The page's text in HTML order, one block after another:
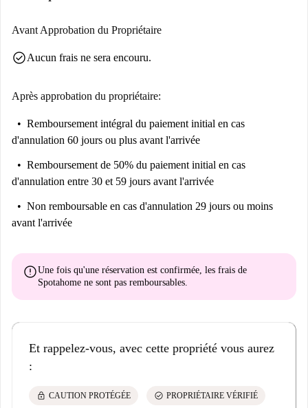
Avant Approbation du Propriétaire
check_circleAucun frais ne sera encouru.
Après approbation du propriétaire:
Remboursement intégral du paiement initial en cas
d'annulation 60 jours ou plus avant l'arrivée
Remboursement de 50% du paiement initial en cas
d'annulation entre 30 et 59 jours avant l'arrivée
Non remboursable en cas d'annulation 29 jours ou moins
avant l'arrivée
errorUne fois qu'une réservation est confirmée, les frais de
Spotahome ne sont pas remboursables
Et rappelez-vous, avec cette propriété vous aurez
:
lock CAUTION PROTÉGÉE check_circle PROPRIÉTAIRE VÉRIFIÉ